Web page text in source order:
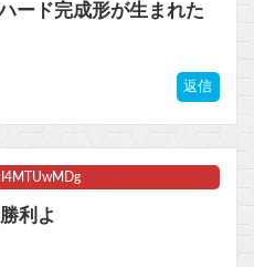
は熊本に全ツッパするでち！
マスク 十兆円を失う‥投資家「アメリカ党？バカかコイツw」
ード完成形が生まれた
返信
利よ